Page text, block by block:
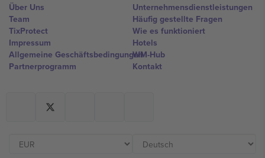
Über Uns
Team
TixProtect
Impressum
Allgemeine Geschäftsbedingungen
Partnerprogramm
Unternehmensdienstleistungen
Häufig gestellte Fragen
Wie es funktioniert
Hotels
WM-Hub
Kontakt